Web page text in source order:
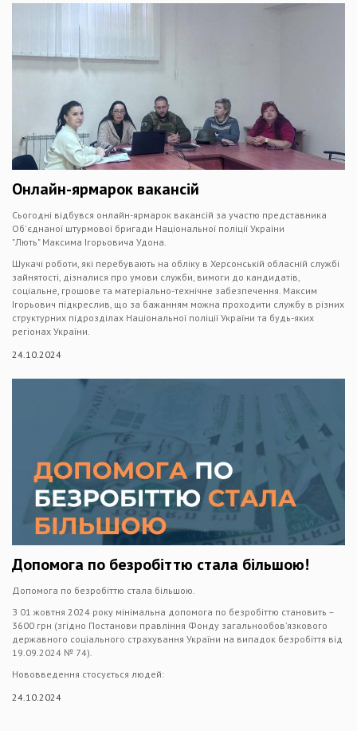
Онлайн-ярмарок вакансій
Сьогодні відбувся онлайн-ярмарок вакансій за участю представника
Об'єднаної штурмової бригади Національної поліції України
"Лють" Максима Ігорьовича Удона.
Шукачі роботи, які перебувають на обліку в Херсонській обласній службі
зайнятості, дізналися про умови служби, вимоги до кандидатів,
соціальне, грошове та матеріально-технічне забезпечення. Максим
Ігорьович підкреслив, що за бажанням можна проходити службу в різних
структурних підрозділах Національної поліції України та будь-яких
регіонах України.
24.10.2024
Допомога по безробіттю стала більшою!
Допомога по безробіттю стала більшою.
З 01 жовтня 2024 року мінімальна допомога по безробіттю становить –
3600 грн (згідно Постанови правління Фонду загальнообов’язкового
державного соціального страхування України на випадок безробіття від
19.09.2024 № 74).
Нововведення стосується людей:
24.10.2024